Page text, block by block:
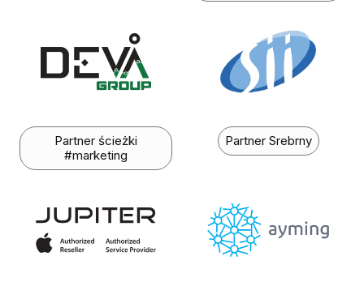
Partner ścieżki
#marketing
Partner Srebrny